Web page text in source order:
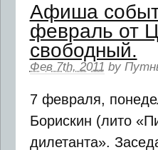
Афиша
февраль от
свободный.
Фев 7th, 2011 by
7 февраля,
Борискин (лито
дилетанта».